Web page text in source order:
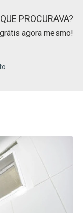
PROCURAVA?
agora mesmo!